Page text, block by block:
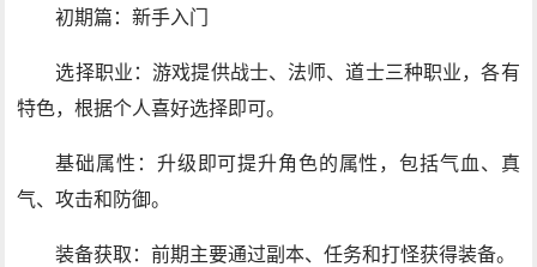
初期篇：新手入门
选择职业：游戏提供战士、法师、道士三种职业，各有
特色，根据个人喜好选择即可。
基础属性：升级即可提升角色的属性，包括气血、真
气、攻击和防御。
装备获取：前期主要通过副本、任务和打怪获得装备。